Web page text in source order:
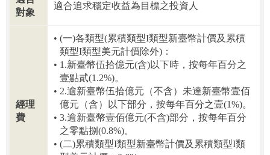
對象
適合追求穩定收益為目標之投資人
經理
費
(一)各類型(累積類型I類型新臺幣計價及累積
類型I類型美元計價除外)：
1.新臺幣伍拾億元(含)以下時，按每年百分之
壹點貳(1.2%)。
2.逾新臺幣伍拾億元（不含）未達新臺幣壹佰
億元（含）以下部分，按每年百分之壹(1%)。
3.逾新臺幣壹佰億元(不含)部分，按每年百分
之零點捌(0.8%)。
(二)累積類型I類型新臺幣計價及累積類型I類